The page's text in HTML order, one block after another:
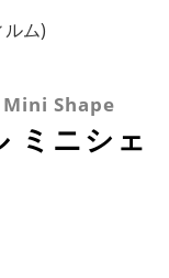
ルム)
Shape
ミニシェ